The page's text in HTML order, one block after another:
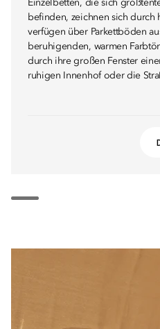
Einzelbetten, die sich
befinden, zeichnen sich durch
verfügen über Parkettböden
beruhigenden, warmen
durch ihre großen Fenster
ruhigen Innenhof oder die